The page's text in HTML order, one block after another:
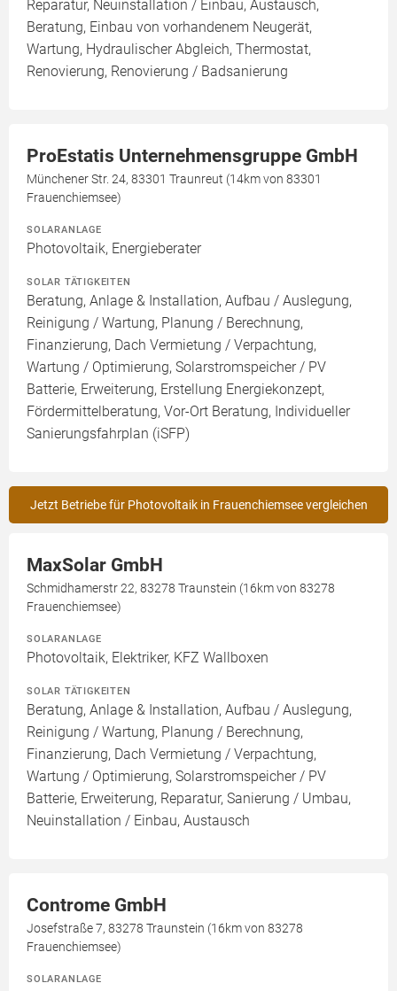
Reparatur, Neuinstallation / Einbau, Austausch,
Beratung, Einbau von vorhandenem Neugerät,
Wartung, Hydraulischer Abgleich, Thermostat,
Renovierung, Renovierung / Badsanierung
ProEstatis Unternehmensgruppe GmbH
Münchener Str. 24, 83301 Traunreut (14km von 83301
Frauenchiemsee)
SOLARANLAGE
Photovoltaik, Energieberater
SOLAR TÄTIGKEITEN
Beratung, Anlage & Installation, Aufbau / Auslegung,
Reinigung / Wartung, Planung / Berechnung,
Finanzierung, Dach Vermietung / Verpachtung,
Wartung / Optimierung, Solarstromspeicher / PV
Batterie, Erweiterung, Erstellung Energiekonzept,
Fördermittelberatung, Vor-Ort Beratung, Individueller
Sanierungsfahrplan (iSFP)
Jetzt Betriebe für Photovoltaik in Frauenchiemsee vergleichen
MaxSolar GmbH
Schmidhamerstr 22, 83278 Traunstein (16km von 83278
Frauenchiemsee)
SOLARANLAGE
Photovoltaik, Elektriker, KFZ Wallboxen
SOLAR TÄTIGKEITEN
Beratung, Anlage & Installation, Aufbau / Auslegung,
Reinigung / Wartung, Planung / Berechnung,
Finanzierung, Dach Vermietung / Verpachtung,
Wartung / Optimierung, Solarstromspeicher / PV
Batterie, Erweiterung, Reparatur, Sanierung / Umbau,
Neuinstallation / Einbau, Austausch
Controme GmbH
Josefstraße 7, 83278 Traunstein (16km von 83278
Frauenchiemsee)
SOLARANLAGE